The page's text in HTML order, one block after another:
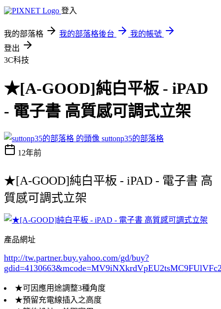
登入
我的部落格 我的部落格後台
我的帳號
登出
3C科技
★[A-GOOD]純白平板 - iPAD
- 電子書 高質感可調式立架
suttonp35的部落格
12年前
★[A-GOOD]純白平板 - iPAD - 電子書 高
質感可調式立架
產品網址
http://tw.partner.buy.yahoo.com/gd/buy?
gdid=4130663
★可因應用途調整3種角度
★預留充電線插入之高度